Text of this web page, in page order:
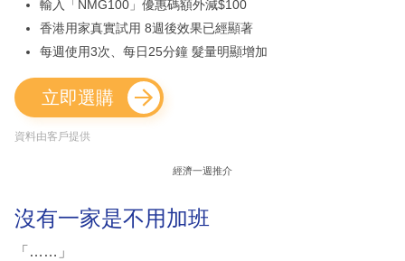
輸入「NMG100」優惠碼額外減$100
香港用家真實試用 8週後效果已經顯著
每週使用3次、每日25分鐘 髮量明顯增加
立即選購
資料由客戶提供
經濟一週推介
沒有一家是不用加班
「……」